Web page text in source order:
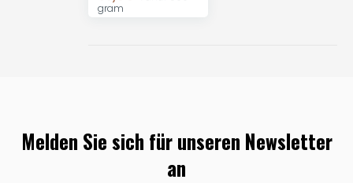
gram
Melden Sie sich für unseren Newsletter
an